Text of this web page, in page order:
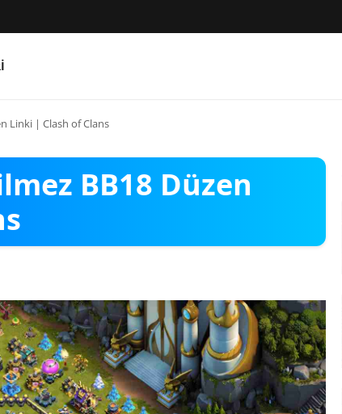
Linki | Clash of Clans
BB18 Düzen